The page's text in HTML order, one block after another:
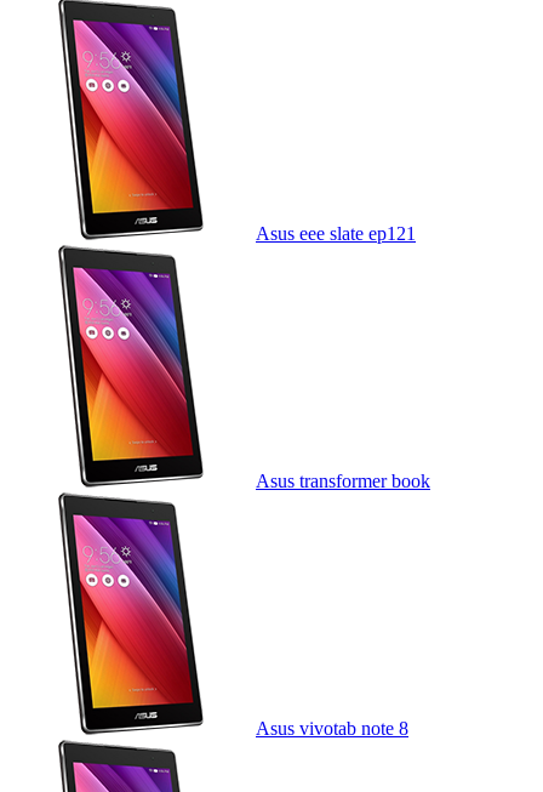
Asus eee slate ep121
Asus transformer book
Asus vivotab note 8